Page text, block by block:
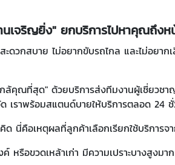
เจริญยิ่ง" ยกบริการไปหาคุณถึงห
กสบาย ไม่อยากขับรถไกล และไม่อยากเ
ล้คุณที่สุด" ด้วยบริการส่งทีมงานผู้เชี่ยวช
ราพร้อมสแตนด์บายให้บริการตลอด 24 ชั่
นี่คือเหตุผลที่ลูกค้าเลือกเรียกใช้บริการจา
รือขวดเหล้าเก่า มีความเปราะบางสูงมา